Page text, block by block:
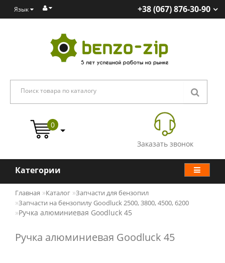
Язык +38 (067) 876-30-90
Заказать звонок
0
Категории
Главная Каталог
Запчасти для бензопил
Запчасти на бензопилу Goodluck 2500, 3800, 4500, 6200
Ручка алюминиевая Goodluck 45
Ручка алюминиевая Goodluck 45